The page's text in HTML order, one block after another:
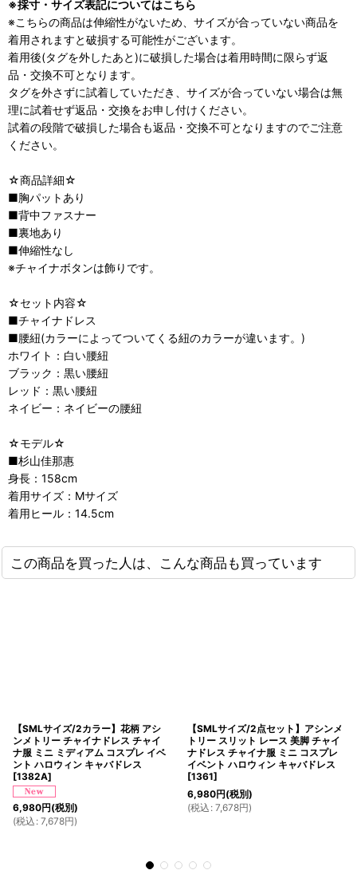
※採寸・サイズ表記についてはこちら
※こちらの商品は伸縮性がないため、サイズが合っていない商品を
着用されますと破損する可能性がございます。
着用後(タグを外したあと)に破損した場合は着用時間に限らず返
品・交換不可となります。
タグを外さずに試着していただき、サイズが合っていない場合は無
理に試着せず返品・交換をお申し付けください。
試着の段階で破損した場合も返品・交換不可となりますのでご注意
ください。
☆商品詳細☆
■胸パットあり
■背中ファスナー
■裏地あり
■伸縮性なし
※チャイナボタンは飾りです。
☆セット内容☆
■チャイナドレス
■腰紐(カラーによってついてくる紐のカラーが違います。)
ホワイト：白い腰紐
ブラック：黒い腰紐
レッド：黒い腰紐
ネイビー：ネイビーの腰紐
☆モデル☆
■杉山佳那惠
身長：158cm
着用サイズ：Mサイズ
着用ヒール：14.5cm
この商品を買った人は、こんな商品も買っています
【SMLサイズ/2カラー】花柄 アシ
ンメトリー チャイナドレス チャイ
ナ服 ミニ ミディアム コスプレ イベ
ント ハロウィン キャバドレス
[1382A]
6,980円(税別)
(税込 : 7,678円)
【SMLサイズ/2点セット】アシンメ
トリー スリット レース 美脚 チャイ
ナドレス チャイナ服 ミニ コスプレ
イベント ハロウィン キャバドレス
[1361]
6,980円(税別)
(税込 : 7,678円)